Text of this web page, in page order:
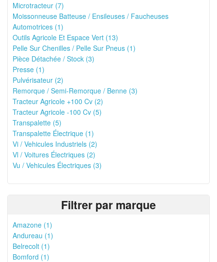
Microtracteur (7)
Moissonneuse Batteuse / Ensileuses / Faucheuses
Automotrices (1)
Outils Agricole Et Espace Vert (13)
Pelle Sur Chenilles / Pelle Sur Pneus (1)
Pièce Détachée / Stock (3)
Presse (1)
Pulvérisateur (2)
Remorque / Semi-Remorque / Benne (3)
Tracteur Agricole +100 Cv (2)
Tracteur Agricole -100 Cv (5)
Transpalette (5)
Transpalette Électrique (1)
Vi / Vehicules Industriels (2)
Vl / Voitures Électriques (2)
Vu / Vehicules Électriques (3)
Filtrer par marque
Amazone (1)
Andureau (1)
Belrecolt (1)
Bomford (1)